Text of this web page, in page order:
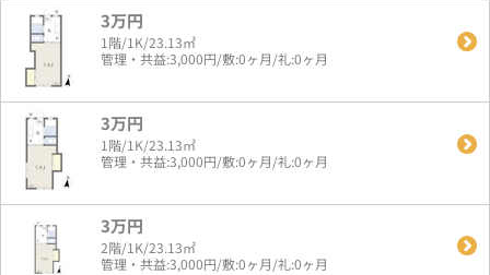
3万円
1階/1K/23.13㎡
管理・共益:3,000円/敷:0ヶ月/礼:0ヶ月
3万円
1階/1K/23.13㎡
管理・共益:3,000円/敷:0ヶ月/礼:0ヶ月
3万円
2階/1K/23.13㎡
管理・共益:3,000円/敷:0ヶ月/礼:0ヶ月